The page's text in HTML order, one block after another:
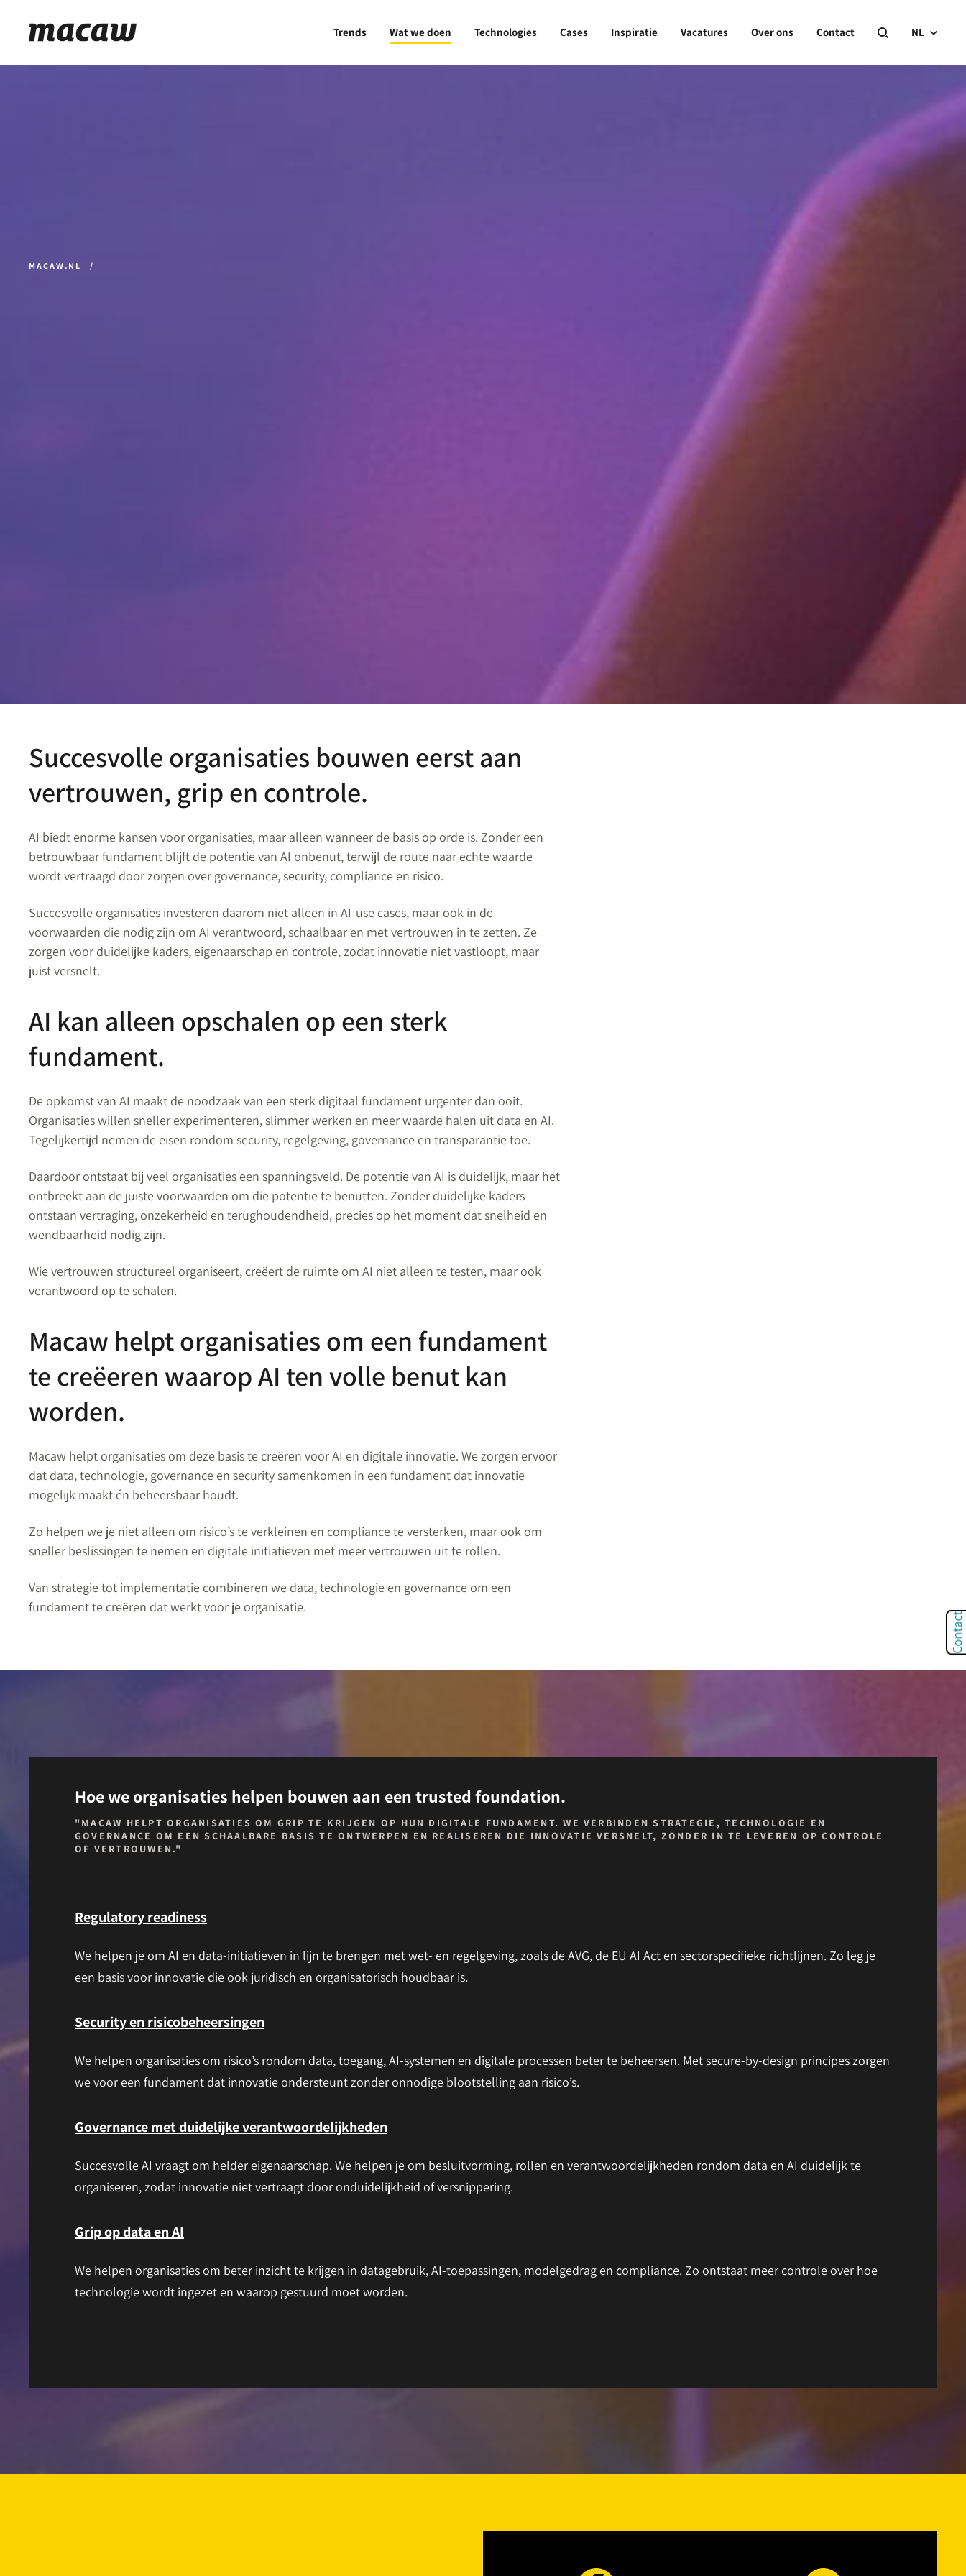
Trends Wat we doen Technologies Cases Inspiratie Vacatures Over ons Contact NL
MACAW.NL /
Succesvolle organisaties bouwen eerst aan
vertrouwen, grip en controle.
AI biedt enorme kansen voor organisaties, maar alleen wanneer de basis op orde is. Zonder een
betrouwbaar fundament blijft de potentie van AI onbenut, terwijl de route naar echte waarde
wordt vertraagd door zorgen over governance, security, compliance en risico.
Succesvolle organisaties investeren daarom niet alleen in AI-use cases, maar ook in de
voorwaarden die nodig zijn om AI verantwoord, schaalbaar en met vertrouwen in te zetten. Ze
zorgen voor duidelijke kaders, eigenaarschap en controle, zodat innovatie niet vastloopt, maar
juist versnelt.
AI kan alleen opschalen op een sterk
fundament.
De opkomst van AI maakt de noodzaak van een sterk digitaal fundament urgenter dan ooit.
Organisaties willen sneller experimenteren, slimmer werken en meer waarde halen uit data en AI.
Tegelijkertijd nemen de eisen rondom security, regelgeving, governance en transparantie toe.
Daardoor ontstaat bij veel organisaties een spanningsveld. De potentie van AI is duidelijk, maar het
ontbreekt aan de juiste voorwaarden om die potentie te benutten. Zonder duidelijke kaders
ontstaan vertraging, onzekerheid en terughoudendheid, precies op het moment dat snelheid en
wendbaarheid nodig zijn.
Wie vertrouwen structureel organiseert, creëert de ruimte om AI niet alleen te testen, maar ook
verantwoord op te schalen.
Macaw helpt organisaties om een fundament
te creëeren waarop AI ten volle benut kan
worden.
Macaw helpt organisaties om deze basis te creëren voor AI en digitale innovatie. We zorgen ervoor
dat data, technologie, governance en security samenkomen in een fundament dat innovatie
mogelijk maakt én beheersbaar houdt.
Zo helpen we je niet alleen om risico’s te verkleinen en compliance te versterken, maar ook om
sneller beslissingen te nemen en digitale initiatieven met meer vertrouwen uit te rollen.
Van strategie tot implementatie combineren we data, technologie en governance om een
fundament te creëren dat werkt voor je organisatie.
Hoe we organisaties helpen bouwen aan een trusted foundation.
"MACAW HELPT ORGANISATIES OM GRIP TE KRIJGEN OP HUN DIGITALE FUNDAMENT. WE VERBINDEN STRATEGIE, TECHNOLOGIE EN
GOVERNANCE OM EEN SCHAALBARE BASIS TE ONTWERPEN EN REALISEREN DIE INNOVATIE VERSNELT, ZONDER IN TE LEVEREN OP CONTROLE
OF VERTROUWEN."
Regulatory readiness
We helpen je om AI en data-initiatieven in lijn te brengen met wet- en regelgeving, zoals de AVG, de EU AI Act en sectorspecifieke richtlijnen. Zo leg je
een basis voor innovatie die ook juridisch en organisatorisch houdbaar is.
Security en risicobeheersingen
We helpen organisaties om risico’s rondom data, toegang, AI-systemen en digitale processen beter te beheersen. Met secure-by-design principes zorgen
we voor een fundament dat innovatie ondersteunt zonder onnodige blootstelling aan risico’s.
Governance met duidelijke verantwoordelijkheden
Succesvolle AI vraagt om helder eigenaarschap. We helpen je om besluitvorming, rollen en verantwoordelijkheden rondom data en AI duidelijk te
organiseren, zodat innovatie niet vertraagt door onduidelijkheid of versnippering.
Grip op data en AI
We helpen organisaties om beter inzicht te krijgen in datagebruik, AI-toepassingen, modelgedrag en compliance. Zo ontstaat meer controle over hoe
technologie wordt ingezet en waarop gestuurd moet worden.
Contact